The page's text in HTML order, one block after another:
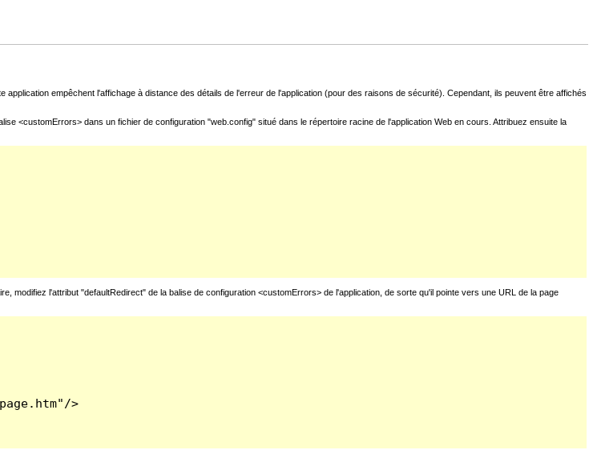
empêchent l'affichage à distance des détails de l'erreur de l'application (pour des raisons de sécurité). Cependant, ils peuvent être affichés
<customErrors> dans un fichier de configuration "web.config" situé dans le répertoire racine de l'application Web en cours. Attribuez ensuite la
modifiez l'attribut "defaultRedirect" de la balise de configuration <customErrors> de l'application, de sorte qu'il pointe vers une URL de la page
>